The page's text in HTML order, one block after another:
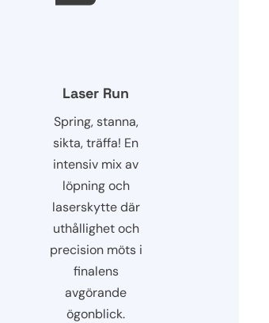
Laser Run
Spring, stanna,
sikta, träffa! En
intensiv mix av
löpning och
laserskytte där
uthållighet och
precision möts i
finalens
avgörande
ögonblick.